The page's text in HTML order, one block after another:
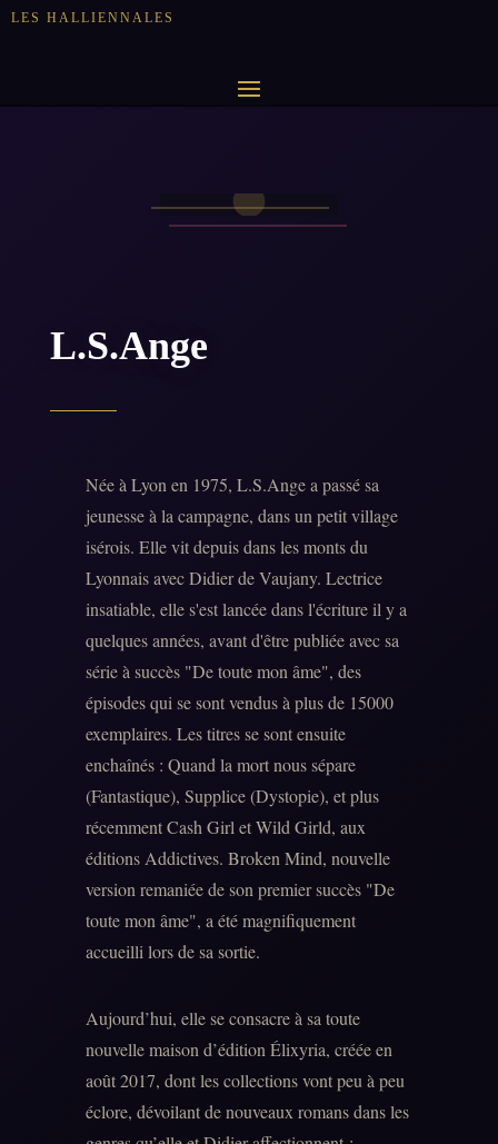
LES HALLIENNALES
L.S.Ange
Née à Lyon en 1975, L.S.Ange a passé sa
jeunesse à la campagne, dans un petit village
isérois. Elle vit depuis dans les monts du
Lyonnais avec Didier de Vaujany. Lectrice
insatiable, elle s'est lancée dans l'écriture il y a
quelques années, avant d'être publiée avec sa
série à succès "De toute mon âme", des
épisodes qui se sont vendus à plus de 15000
exemplaires. Les titres se sont ensuite
enchaînés : Quand la mort nous sépare
(Fantastique), Supplice (Dystopie), et plus
récemment Cash Girl et Wild Girld, aux
éditions Addictives. Broken Mind, nouvelle
version remaniée de son premier succès "De
toute mon âme", a été magnifiquement
accueilli lors de sa sortie.
Aujourd’hui, elle se consacre à sa toute
nouvelle maison d’édition Élixyria, créée en
août 2017, dont les collections vont peu à peu
éclore, dévoilant de nouveaux romans dans les